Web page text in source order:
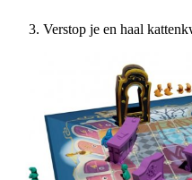
Verstop je en haal